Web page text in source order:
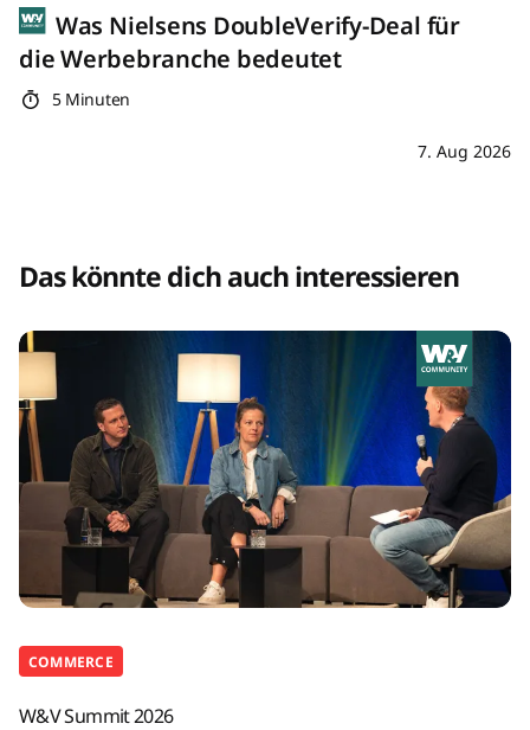
Was Nielsens DoubleVerify-Deal für
die Werbebranche bedeutet
5 Minuten
7. Aug 2026
Das könnte dich auch interessieren
COMMERCE
W&V Summit 2026